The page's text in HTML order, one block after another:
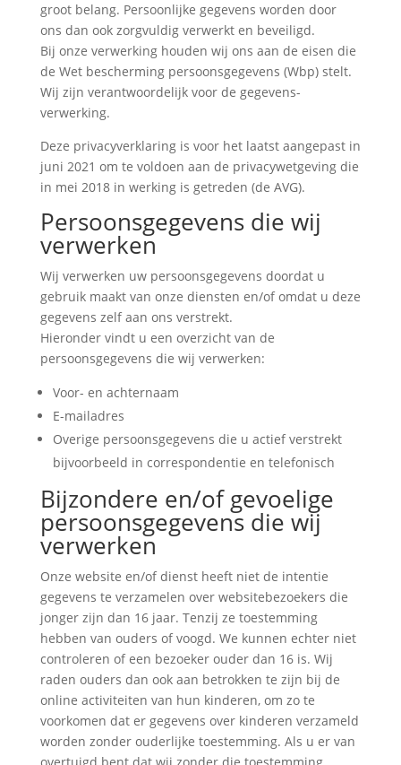
groot belang. Persoonlijke gegevens worden door
ons dan ook zorgvuldig verwerkt en beveiligd.
Bij onze verwerking houden wij ons aan de eisen die
de Wet bescherming persoonsgegevens (Wbp) stelt.
Wij zijn verant­woordelijk voor de gegevens­
verwerking.
Deze privacy­verklaring is voor het laatst aangepast in
juni 2021 om te voldoen aan de privacywetgeving die
in mei 2018 in werking is getreden (de AVG).
Persoonsgegevens die wij
verwerken
Wij verwerken uw persoonsgegevens doordat u
gebruik maakt van onze diensten en/of omdat u deze
gegevens zelf aan ons verstrekt.
Hieronder vindt u een overzicht van de
persoonsgegevens die wij verwerken:
Voor- en achternaam
E-mailadres
Overige persoonsgegevens die u actief verstrekt
bijvoorbeeld in correspondentie en telefonisch
Bijzondere en/of gevoelige
persoonsgegevens die wij
verwerken
Onze website en/of dienst heeft niet de intentie
gegevens te verzamelen over websitebezoekers die
jonger zijn dan 16 jaar. Tenzij ze toestemming
hebben van ouders of voogd. We kunnen echter niet
controleren of een bezoeker ouder dan 16 is. Wij
raden ouders dan ook aan betrokken te zijn bij de
online activiteiten van hun kinderen, om zo te
voorkomen dat er gegevens over kinderen verzameld
worden zonder ouderlijke toestemming. Als u er van